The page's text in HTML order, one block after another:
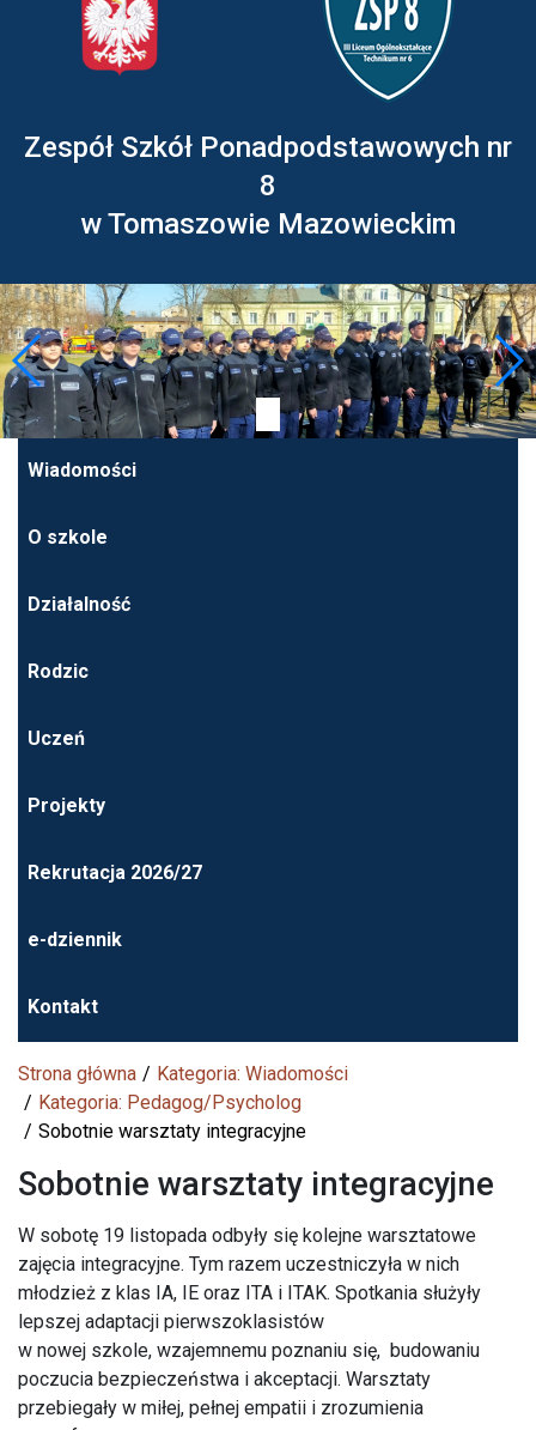
Zespół Szkół Ponadpodstawowych nr
8
w Tomaszowie Mazowieckim
Wiadomości
O szkole
Działalność
Rodzic
Uczeń
Projekty
Rekrutacja 2026/27
e-dziennik
Kontakt
Strona główna
Kategoria: Wiadomości
Kategoria: Pedagog/Psycholog
Sobotnie warsztaty integracyjne
Sobotnie warsztaty integracyjne
W sobotę 19 listopada odbyły się kolejne warsztatowe
zajęcia integracyjne. Tym razem uczestniczyła w nich
młodzież z klas IA, IE oraz ITA i ITAK. Spotkania służyły
lepszej adaptacji pierwszoklasistów
w nowej szkole, wzajemnemu poznaniu się, budowaniu
poczucia bezpieczeństwa i akceptacji. Warsztaty
przebiegały w miłej, pełnej empatii i zrozumienia